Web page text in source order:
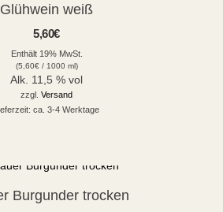
Glühwein weiß
5,60€
Enthält 19% MwSt.
(5,60€/ 1000 ml)
Alk. 11,5 % vol
zzgl. Versand
ca. 3-4 Werktage
Burgunder trocken